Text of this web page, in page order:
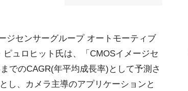
ジセンサーグループ オートモーティブ
ュロヒット氏は、「CMOSイメージセ
でのCAGR(年平均成長率)として予測さ
し、カメラ主導のアプリケーションと